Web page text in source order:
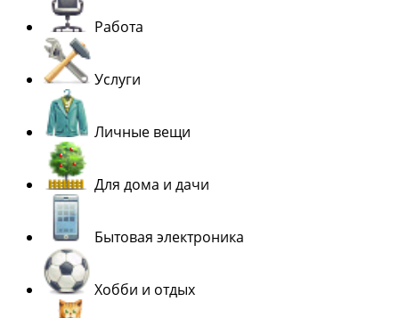
Работа
Услуги
Личные вещи
Для дома и дачи
Бытовая электроника
Хобби и отдых